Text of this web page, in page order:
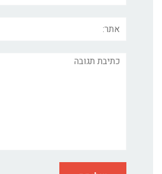
תגובה